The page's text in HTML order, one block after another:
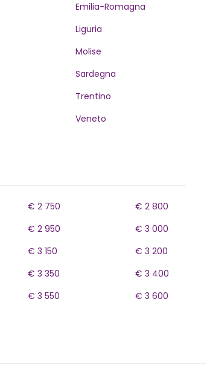
Emilia-Romagna
Liguria
Molise
Sardegna
Trentino
Veneto
€ 2 750
€ 2 800
€ 2 950
€ 3 000
€ 3 150
€ 3 200
€ 3 350
€ 3 400
€ 3 550 € 3 600